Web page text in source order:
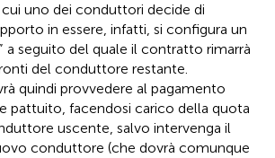
uno dei conduttori decide di
in essere, infatti, si configura un
a seguito del quale il contratto rimarrà
del conduttore restante.
quindi provvedere al pagamento
pattuito, facendosi carico della quota
uscente, salvo intervenga il
conduttore (che dovrà comunque